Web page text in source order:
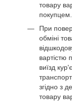
товару
покупцем.
При
обміні
вартістю
виїзд
згідно з
товару